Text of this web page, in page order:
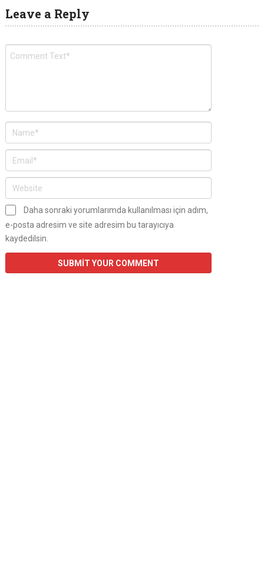
Leave a Reply
Daha sonraki yorumlarımda kullanılması için adım,
e-posta adresim ve site adresim bu tarayıcıya
kaydedilsin.